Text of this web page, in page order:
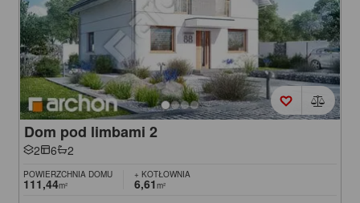
Dom pod limbami 2
2 6 2
POWIERZCHNIA DOMU
111,44m²
+ KOTŁOWNIA
6,61m²